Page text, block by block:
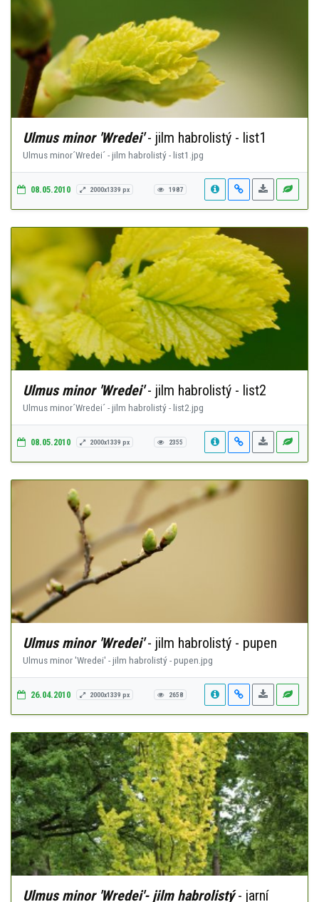
Ulmus minor 'Wredei'- jilm habrolistý - list1
Ulmus minor´Wredei´ - jilm habrolistý - list1.jpg
08.05.2010 2000x1339 px 1987
Ulmus minor 'Wredei'- jilm habrolistý - list2
Ulmus minor´Wredei´ - jilm habrolistý - list2.jpg
08.05.2010 2000x1339 px 2355
Ulmus minor 'Wredei'- jilm habrolistý - pupen
Ulmus minor 'Wredei' - jilm habrolistý - pupen.jpg
26.04.2010 2000x1339 px 2658
Ulmus minor 'Wredei'- jilm habrolistý- jarní